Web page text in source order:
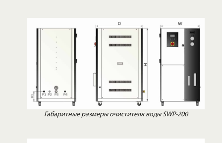
Габаритные размеры очистителя воды SWP-200